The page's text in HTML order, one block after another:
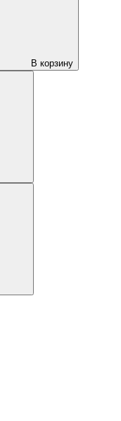
В корзину